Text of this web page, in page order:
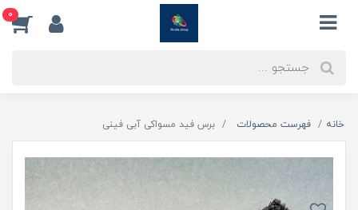
0
خانه فهرست محصولات برس فید مسواکی آبی فینی